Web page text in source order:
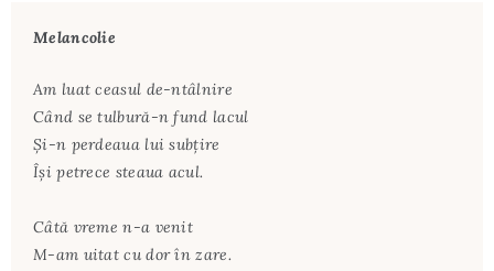
Melancolie
Am luat ceasul de-ntâlnire
Când se tulbură-n fund lacul
Şi-n perdeaua lui subţire
Îşi petrece steaua acul.
Câtă vreme n-a venit
M-am uitat cu dor în zare.